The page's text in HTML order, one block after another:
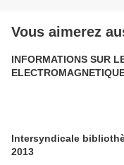
Vous aimerez
INFORMATIONS SUR
Intersyndicale
2013